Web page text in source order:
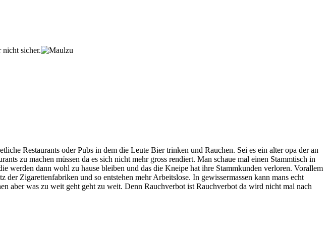
sicher.
Restaurants oder Pubs in dem die Leute Bier trinken und Rauchen. Sei es ein alter opa der an
zu machen müssen da es sich nicht mehr gross rendiert. Man schaue mal einen Stammtisch in
werden dann wohl zu hause bleiben und das die Kneipe hat ihre Stammkunden verloren. Vorallem
Zigarettenfabriken und so entstehen mehr Arbeitslose. In gewissermassen kann mans echt
aber was zu weit geht geht zu weit. Denn Rauchverbot ist Rauchverbot da wird nicht mal nach